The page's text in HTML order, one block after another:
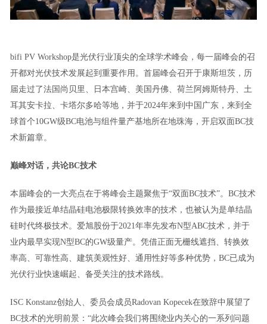
bifi PV Workshop是光伏行业顶尖的全球学术峰会，每一届峰会的召
开都对光伏技术发展起到重要作用。首届峰会召开于康斯坦茨，历
届走过了法国尚贝里、日本宫崎、美国丹佛、荷兰阿姆斯特丹、土
耳其安卡拉、卡塔尔多哈等地，并于2024年来到中国广东，来到全
球首个10GW级BC电池与组件量产基地所在地珠海，开启双面BC技
术新篇章。
巅峰对话，共论BC技术
本届峰会的一大亮点在于将峰会主题聚焦于“双面BC技术”。BC技术
作为最接近单结晶硅电池极限转换效率的技术，也被认为是单结晶
硅时代终极技术。爱旭股份于2021年率先发布N型ABC技术，并于
业内最早实现N型BC的GW级量产。凭借正面无栅线遮挡、转换效
率高、可靠性高、建筑美观性好、通用性好等多种优势，BC已成为
光伏行业快速崛起、备受关注的技术路线。
ISC Konstanz创始人、委员会成员Radovan Kopecek在致辞中展望了
BC技术的光明前景：“此次峰会我们将围绕业内关心的一系列问题